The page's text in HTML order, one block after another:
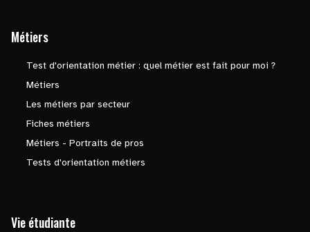
Métiers
Test d'orientation métier : quel métier est fait pour moi ?
Métiers
Les métiers par secteur
Fiches métiers
Métiers - Portraits de pros
Tests d'orientation métiers
Vie étudiante